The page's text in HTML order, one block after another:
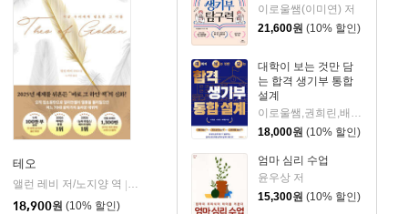
이로울쌤(이미연) 저
21,600원 (10% 할인)
대학이 보는 것만 담
는 합격 생기부 통합
설계
18,000원 (10% 할인)
엄마 심리 수업
윤우상 저
15,300원 (10% 할인)
테오
앨런 레비 저/노지양 역
오팬하우스
18,900원 (10% 할인)